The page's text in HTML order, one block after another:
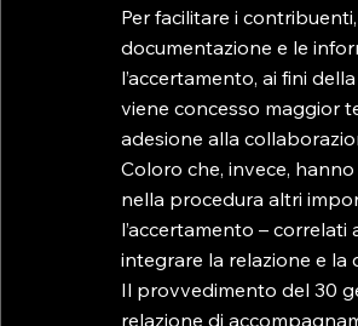
Per facilitare i
documentazione e le
l’accertamento, ai fini
viene concesso maggior
adesione alla
Coloro che, invece,
nella procedura altri
l’accertamento –
integrare la relazione e la
Il provvedimento del 30
relazione di